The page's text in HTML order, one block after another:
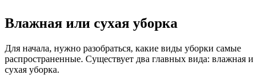
Влажная или сухая уборка
Для начала, нужно разобраться, какие виды уборки самые
распространенные. Существует два главных вида: влажная и
сухая уборка.